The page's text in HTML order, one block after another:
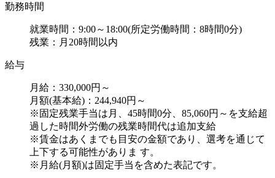
勤務時間
就業時間：9:00～18:00(所定労働時間：8時間0分)
残業：月20時間以内
給与
月給：330,000円～
月額(基本給)：244,940円～
※固定残業手当は月、45時間0分、85,060円～を支給超
過した時間外労働の残業時間代は追加支給
※賃金はあくまでも目安の金額であり、選考を通じて
上下する可能性がありま す。
※月給(月額)は固定手当を含めた表記です。